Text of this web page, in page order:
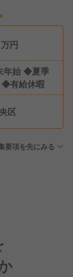
万円
年始 ◆夏季
有給休暇
区
要項を先にみる